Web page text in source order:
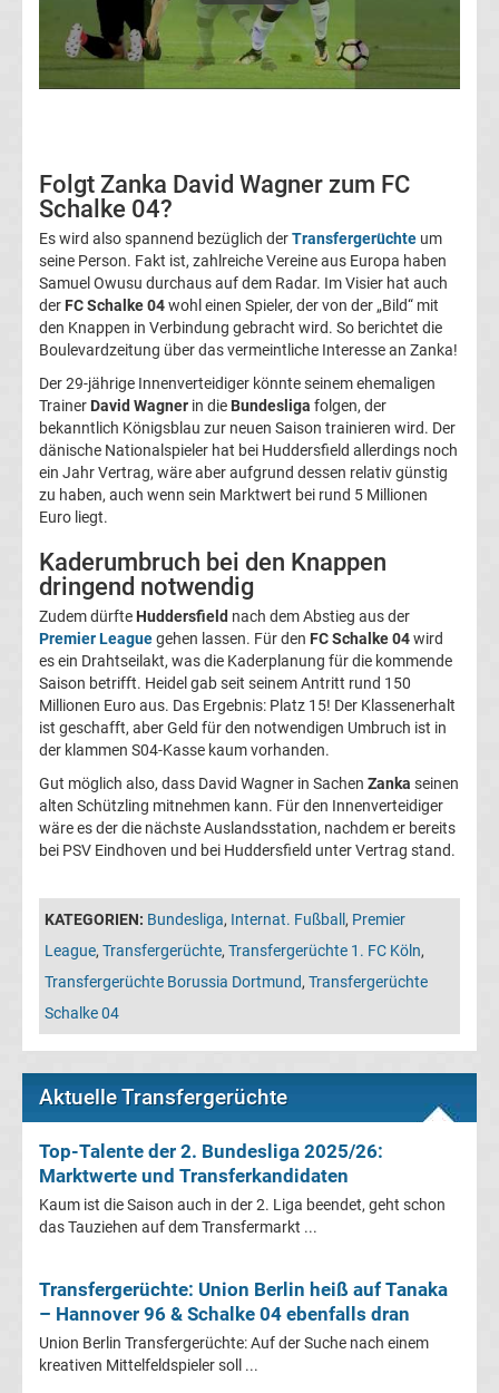
Transfergerüchte
Transferticker
Meldungen
vom
Transfermarkt
Bundesliga
Porträts
Fußballklubs
Fußball
Bundesliga
2.
Liga
3.
Liga
Pokal
Champions
League
League
Conference
League
Folgt Zanka David Wagner zum FC
Schalke 04?
Es wird also spannend bezüglich derTransfergerüchte um
seine Person. Fakt ist, zahlreiche Vereine aus Europa haben
Samuel Owusu durchaus auf dem Radar. Im Visier hat auch
der FC Schalke 04wohl einen Spieler, der von der „Bild“ mit
den Knappen in Verbindung gebracht wird. So berichtet die
Boulevardzeitung über das vermeintliche Interesse an Zanka!
Der 29-jährige Innenverteidiger könnte seinem ehemaligen
Trainer David Wagner in die Bundesliga folgen, der
bekanntlich Königsblau zur neuen Saison trainieren wird. Der
dänische Nationalspieler hat bei Huddersfield allerdings noch
ein Jahr Vertrag, wäre aber aufgrund dessen relativ günstig
zu haben, auch wenn sein Marktwert bei rund 5 Millionen
Euro liegt.
Kaderumbruch bei den Knappen
dringend notwendig
Zudem dürfte Huddersfield nach dem Abstieg aus der
Premier Leaguegehen lassen. Für den FC Schalke 04wird
es ein Drahtseilakt, was die Kaderplanung für die kommende
Saison betrifft. Heidel gab seit seinem Antritt rund 150
Millionen Euro aus. Das Ergebnis: Platz 15! Der Klassenerhalt
ist geschafft, aber Geld für den notwendigen Umbruch ist in
der klammen S04-Kasse kaum vorhanden.
Gut möglich also, dass David Wagner in Sachen Zanka seinen
alten Schützling mitnehmen kann. Für den Innenverteidiger
wäre es der die nächste Auslandsstation, nachdem er bereits
bei PSV Eindhoven und bei Huddersfield unter Vertrag stand.
KATEGORIEN: Bundesliga, Internat. Fußball , Premier
League, Transfergerüchte, Transfergerüchte 1. FC Köln,
Transfergerüchte Borussia Dortmund, Transfergerüchte
Schalke 04
Aktuelle Transfergerüchte
Top-Talente der 2. Bundesliga 2025/26:
Marktwerte und Transferkandidaten
Kaum ist die Saison auch in der 2. Liga beendet, geht schon
das Tauziehen auf dem Transfermarkt ...
Transfergerüchte: Union Berlin heiß auf Tanaka
– Hannover 96 & Schalke 04 ebenfalls dran
Union Berlin Transfergerüchte: Auf der Suche nach einem
kreativen Mittelfeldspieler soll ...